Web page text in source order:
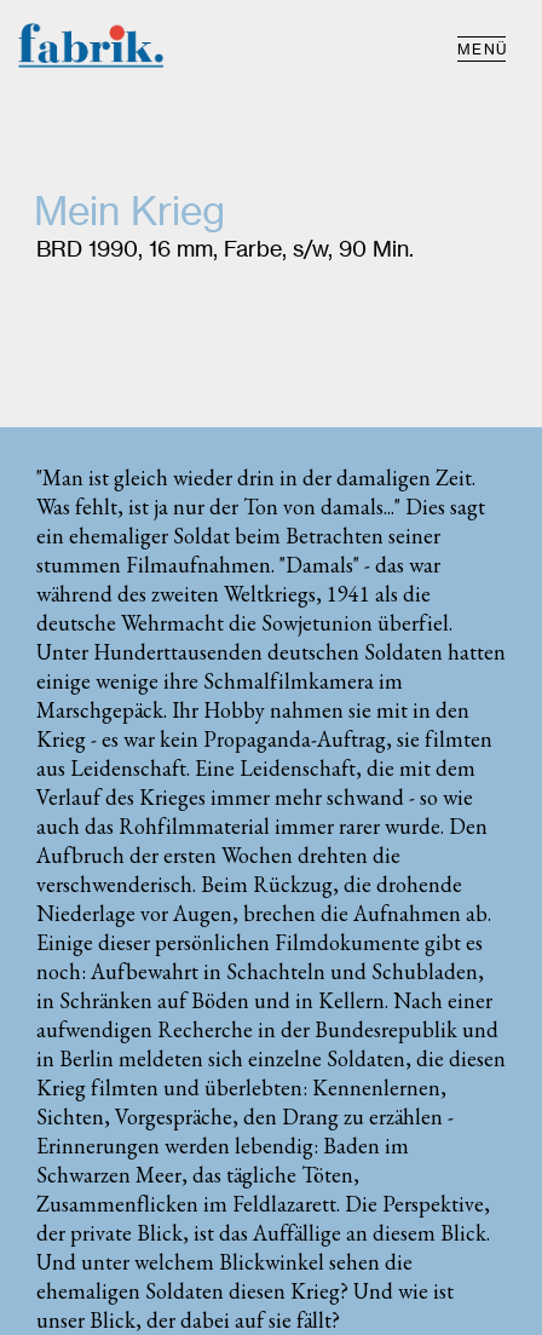
MENÜ
Mein Krieg
BRD 1990, 16 mm, Farbe, s/w, 90 Min.
"Man ist gleich wieder drin in der damaligen Zeit.
Was fehlt, ist ja nur der Ton von damals..." Dies sagt
ein ehemaliger Soldat beim Betrachten seiner
stummen Filmaufnahmen. "Damals" - das war
während des zweiten Weltkriegs, 1941 als die
deutsche Wehrmacht die Sowjetunion überfiel.
Unter Hunderttausenden deutschen Soldaten hatten
einige wenige ihre Schmalfilmkamera im
Marschgepäck. Ihr Hobby nahmen sie mit in den
Krieg - es war kein Propaganda-Auftrag, sie filmten
aus Leidenschaft. Eine Leidenschaft, die mit dem
Verlauf des Krieges immer mehr schwand - so wie
auch das Rohfilmmaterial immer rarer wurde. Den
Aufbruch der ersten Wochen drehten die
verschwenderisch. Beim Rückzug, die drohende
Niederlage vor Augen, brechen die Aufnahmen ab.
Einige dieser persönlichen Filmdokumente gibt es
noch: Aufbewahrt in Schachteln und Schubladen,
in Schränken auf Böden und in Kellern. Nach einer
aufwendigen Recherche in der Bundesrepublik und
in Berlin meldeten sich einzelne Soldaten, die diesen
Krieg filmten und überlebten: Kennenlernen,
Sichten, Vorgespräche, den Drang zu erzählen -
Erinnerungen werden lebendig: Baden im
Schwarzen Meer, das tägliche Töten,
Zusammenflicken im Feldlazarett. Die Perspektive,
der private Blick, ist das Auffällige an diesem Blick.
Und unter welchem Blickwinkel sehen die
ehemaligen Soldaten diesen Krieg? Und wie ist
unser Blick, der dabei auf sie fällt?